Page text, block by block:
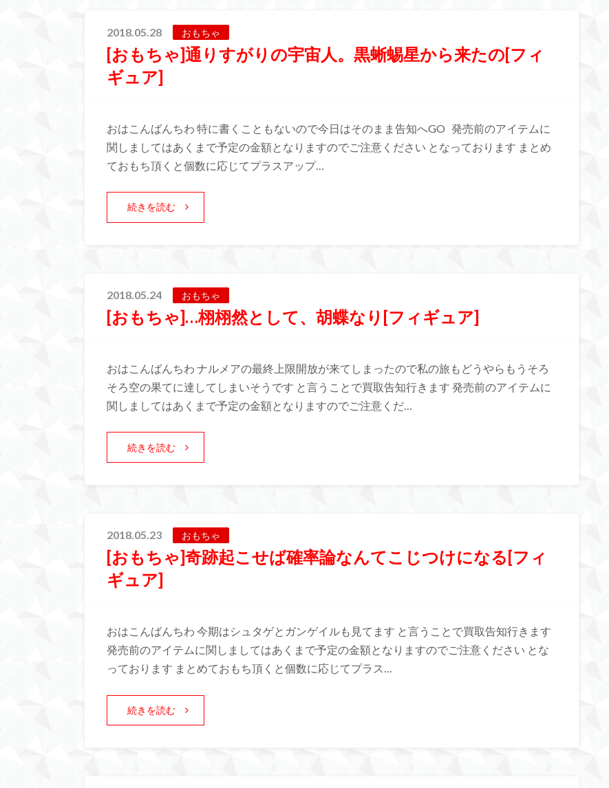
2018.05.28 おもちゃ
[おもちゃ]通りすがりの宇宙人。黒蜥蜴星から来たの[フィ
ギュア]
おはこんばんちわ 特に書くこともないので今日はそのまま告知へGO 発売前のアイテムに
関しましてはあくまで予定の金額となりますのでご注意ください となっております まとめ
ておもち頂くと個数に応じてプラスアップ…
続きを読む
2018.05.24 おもちゃ
[おもちゃ]…栩栩然として、胡蝶なり[フィギュア]
おはこんばんちわ ナルメアの最終上限開放が来てしまったので私の旅もどうやらもうそろ
そろ空の果てに達してしまいそうです と言うことで買取告知行きます 発売前のアイテムに
関しましてはあくまで予定の金額となりますのでご注意くだ…
続きを読む
2018.05.23 おもちゃ
[おもちゃ]奇跡起こせば確率論なんてこじつけになる[フィ
ギュア]
おはこんばんちわ 今期はシュタゲとガンゲイルも見てます と言うことで買取告知行きます
発売前のアイテムに関しましてはあくまで予定の金額となりますのでご注意ください とな
っております まとめておもち頂くと個数に応じてプラス…
続きを読む